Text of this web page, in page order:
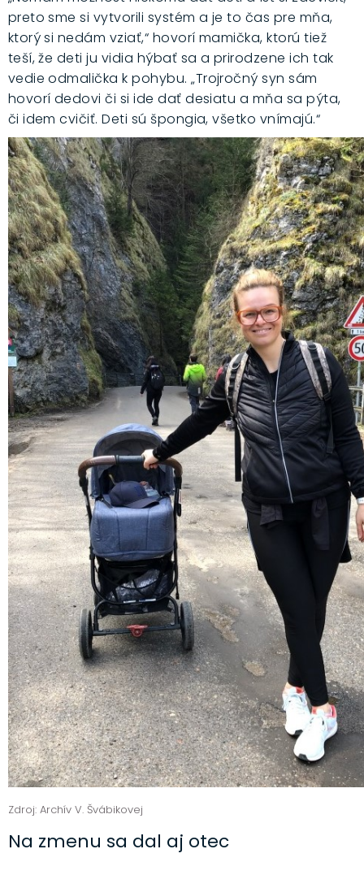
preto sme si vytvorili systém a je to čas pre mňa,
ktorý si nedám vziať,“ hovorí mamička, ktorú tiež
teší, že deti ju vidia hýbať sa a prirodzene ich tak
vedie odmalička k pohybu. „Trojročný syn sám
hovorí dedovi či si ide dať desiatu a mňa sa pýta,
či idem cvičiť. Deti sú špongia, všetko vnímajú.“
Zdroj: Archív V. Švábikovej
Na zmenu sa dal aj otec